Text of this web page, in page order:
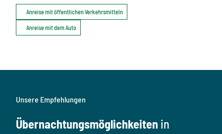
Anreise mit öffentlichen Verkehrsmitteln
Anreise mit dem Auto
Unsere Empfehlungen
Übernachtungsmöglichkeiten in